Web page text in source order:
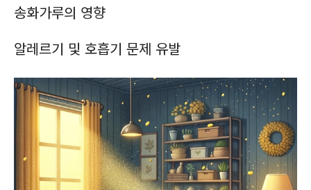
송화가루의 영향
알레르기 및 호흡기 문제 유발